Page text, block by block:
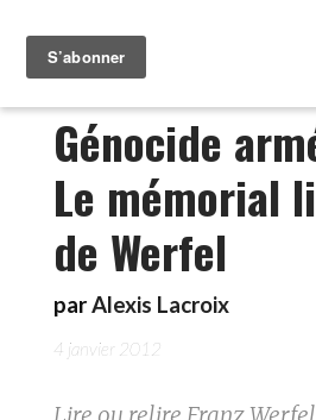
Génocide
Le mémorial
de Werfel
parAlexis Lacroix
4 janvier 2012